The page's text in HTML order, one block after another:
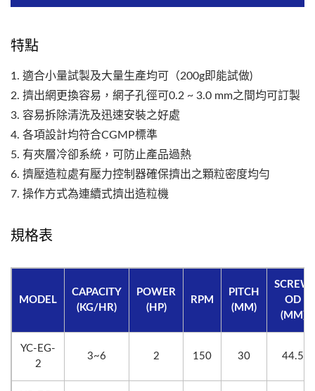
特點
1. 適合小量試製及大量生產均可（200g即能試做)
2. 擠出網更換容易，網子孔徑可0.2 ~ 3.0 mm之間均可訂製
3. 容易拆除清洗及迅速安裝之好處
4. 各項設計均符合CGMP標準
5. 有夾層冷卻系統，可防止產品過熱
6. 擠壓造粒處有壓力控制器確保擠出之顆粒密度均勻
7. 操作方式為連續式擠出造粒機
規格表
MODEL
CAPACITY
(KG/HR)
POWER
(HP)
RPM
PITCH
(MM)
SCREW
OD
(MM)
YC-EG-
2
3~6 2 150 30 44.5